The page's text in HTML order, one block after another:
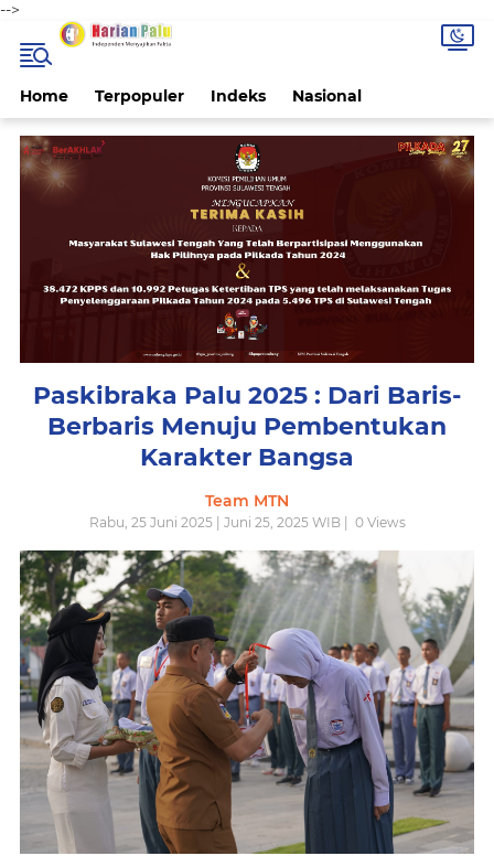
-->
Home Terpopuler Indeks Nasional
Paskibraka Palu 2025 : Dari Baris-
Berbaris Menuju Pembentukan
Karakter Bangsa
Team MTN
Rabu, 25 Juni 2025 | Juni 25, 2025 WIB | 0Views